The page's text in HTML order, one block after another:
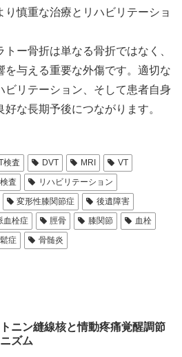
り慎重な治療とリハビリテーショ
ー骨折は単なる骨折ではなく、
を与える重要な外傷です。適切な
ビリテーション、そして患者自身
な長期予後につながります。
検査 DVT MRI
VT
査
リハビリテーション
変形性膝関節症
後遺障害
血栓症 脛骨 膝関節
血栓
症 骨髄炎
ニン縫線核と情動疼痛覚醒調節
ズム